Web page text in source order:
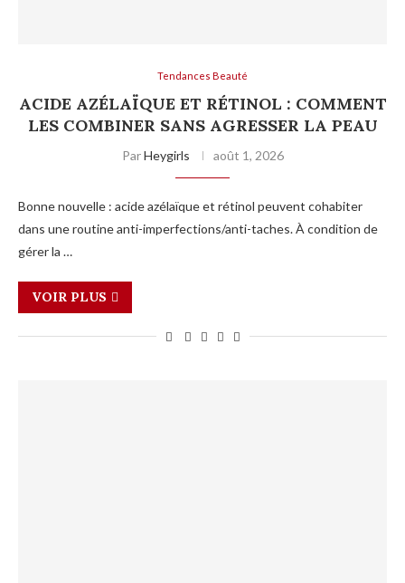
Tendances Beauté
ACIDE AZÉLAÏQUE ET RÉTINOL : COMMENT
LES COMBINER SANS AGRESSER LA PEAU
ParHeygirls août 1, 2026
Bonne nouvelle : acide azélaïque et rétinol peuvent cohabiter
dans une routine anti-imperfections/anti-taches. À condition de
gérer la …
VOIR PLUS